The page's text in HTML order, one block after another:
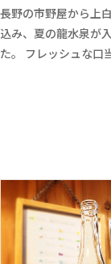
長野の市野屋から上
込み、夏の龍水泉が
た。 フレッシュな口
余韻も心地よく食事
せん、BBQや焼き鳥
ら、薬味を添えた夏
野菜のパスタや豚し